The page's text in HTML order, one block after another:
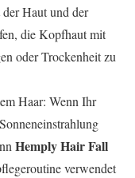
Haut und der
die Kopfhaut mit
oder Trockenheit zu
Haar: Wenn Ihr
Hemply Hair Fall
verwendet